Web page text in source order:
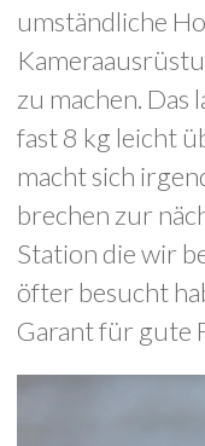
umständliche
zu machen. Das
fast 8 kg leicht
macht sich
brechen zur
Station die wir
öfter besucht
Garant für gute